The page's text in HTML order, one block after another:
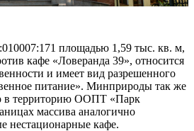
площадью 1,59 тыс. кв. м,
кафе «Ловеранда 39», относится
и имеет вид разрешенного
питание». Минприроды так же
в территорию ООПТ «Парк
массива аналогично
нестационарные кафе.